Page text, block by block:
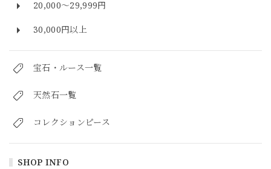
20,000～29,999円
30,000円以上
宝石・ルース一覧
天然石一覧
コレクションピース
SHOP INFO